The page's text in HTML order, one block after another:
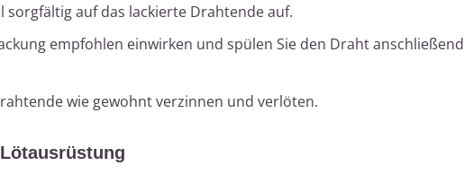
sorgfältig auf das lackierte Drahtende auf.
empfohlen einwirken und spülen Sie den Draht anschließend
wie gewohnt verzinnen und verlöten.